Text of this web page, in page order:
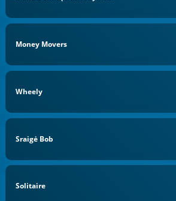
Money Movers
Wheely
Sraigė Bob
Solitaire